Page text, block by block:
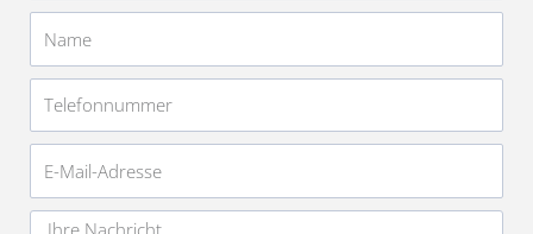
Mail-
Adresse
Nachricht